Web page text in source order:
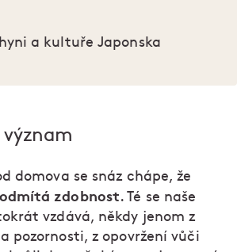
a kultuře Japonska
domova se snáz chápe, že
zdobnost. Té se naše
vzdává, někdy jenom z
pozornosti, z opovržení vůči